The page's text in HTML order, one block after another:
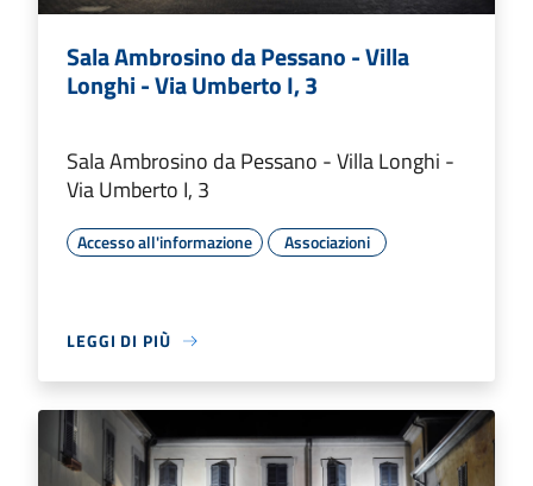
Sala Ambrosino da Pessano - Villa
Longhi - Via Umberto I, 3
Sala Ambrosino da Pessano - Villa Longhi -
Via Umberto I, 3
Accesso all'informazione Associazioni
LEGGI DI PIÙ